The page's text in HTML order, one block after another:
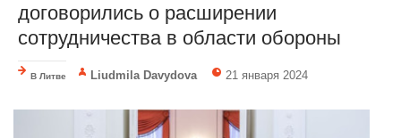
договорились о расширении
сотрудничества в области обороны
В Литве Liudmila Davydova 21 января 2024